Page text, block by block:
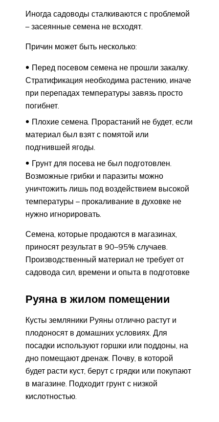
Иногда садоводы сталкиваются с проблемой
– засеянные семена не всходят.
Причин может быть несколько:
Перед посевом семена не прошли закалку.
Стратификация необходима растению, иначе
при перепадах температуры завязь просто
погибнет.
Плохие семена. Прорастаний не будет, если
материал был взят с помятой или
подгнившей ягоды.
Грунт для посева не был подготовлен.
Возможные грибки и паразиты можно
уничтожить лишь под воздействием высокой
температуры – прокаливание в духовке не
нужно игнорировать.
Семена, которые продаются в магазинах,
приносят результат в 90–95% случаев.
Производственный материал не требует от
садовода сил, времени и опыта в подготовке
Руяна в жилом помещении
Кусты земляники Руяны отлично растут и
плодоносят в домашних условиях. Для
посадки используют горшки или поддоны, на
дно помещают дренаж. Почву, в которой
будет расти куст, берут с грядки или покупают
в магазине. Подходит грунт с низкой
кислотностью.